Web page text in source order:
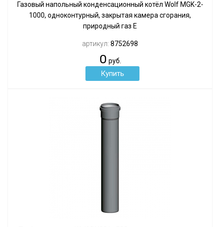
Газовый напольный конденсационный котёл Wolf MGK-2-
1000, одноконтурный, закрытая камера сгорания,
природный газ Е
артикул: 8752698
0 руб.